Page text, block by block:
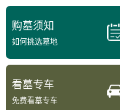
购墓须知
如何挑选墓地
看墓专车
免费看墓专车